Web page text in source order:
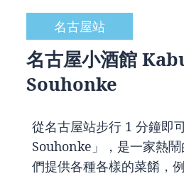
名古屋站
名古屋小酒館
Souhonke
從名古屋站步行 1 分鐘即
Souhonke」，是一家熱
們提供各種各樣的菜餚，